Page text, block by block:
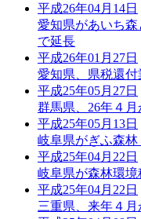
平成26年04月14日
愛知県があいち森
で延長
平成26年01月27日
愛知県、県税還
平成25年05月27日
群馬県、26年４
平成25年05月13日
岐阜県がぎふ森
平成25年04月22日
岐阜県が森林環
平成25年04月22日
三重県、来年４